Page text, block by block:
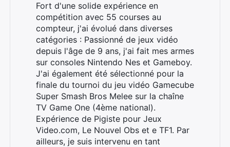
Fort d'une solide expérience en
compétition avec 55 courses au
compteur, j'ai évolué dans diverses
catégories : Passionné de jeux vidéo
depuis l'âge de 9 ans, j'ai fait mes armes
sur consoles Nintendo Nes et Gameboy.
J'ai également été sélectionné pour la
finale du tournoi du jeu vidéo Gamecube
Super Smash Bros Melee sur la chaîne
TV Game One (4ème national).
Expérience de Pigiste pour Jeux
Video.com, Le Nouvel Obs et e TF1. Par
ailleurs, je suis intervenu en tant